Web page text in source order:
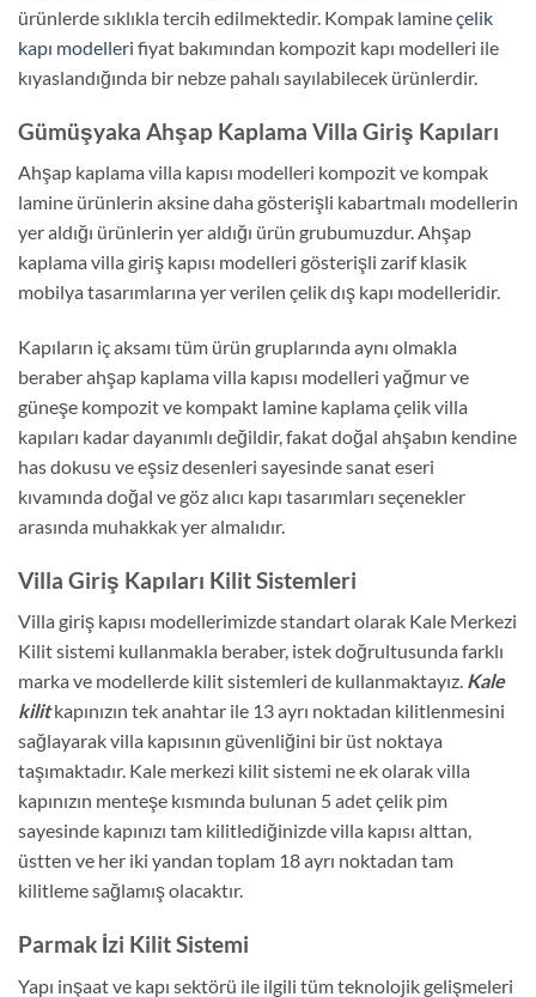
ürünlerde sıklıkla tercih edilmektedir. Kompak lamineçelik
kapı modelleri fiyat bakımından kompozit kapı modelleri ile
kıyaslandığında bir nebze pahalı sayılabilecek ürünlerdir.
Gümüşyaka Ahşap Kaplama Villa Giriş Kapıları
Ahşap kaplama villa kapısı modelleri kompozit ve kompak
lamine ürünlerin aksine daha gösterişli kabartmalı modellerin
yer aldığı ürünlerin yer aldığı ürün grubumuzdur. Ahşap
kaplama villa giriş kapısı modelleri gösterişli zarif klasik
mobilya tasarımlarına yer verilen çelik dış kapı modelleridir.
Kapıların iç aksamı tüm ürün gruplarında aynı olmakla
beraber ahşap kaplama villa kapısı modelleri yağmur ve
güneşe kompozit ve kompakt lamine kaplama çelik villa
kapıları kadar dayanımlı değildir, fakat doğal ahşabın kendine
has dokusu ve eşsiz desenleri sayesinde sanat eseri
kıvamında doğal ve göz alıcı kapı tasarımları seçenekler
arasında muhakkak yer almalıdır.
Villa Giriş Kapıları Kilit Sistemleri
Villa giriş kapısı modellerimizde standart olarak Kale Merkezi
Kilit sistemi kullanmakla beraber, istek doğrultusunda farklı
marka ve modellerde kilit sistemleri de kullanmaktayız. Kale
kilit kapınızın tek anahtar ile 13 ayrı noktadan kilitlenmesini
sağlayarak villa kapısının güvenliğini bir üst noktaya
taşımaktadır. Kale merkezi kilit sistemi ne ek olarak villa
kapınızın menteşe kısmında bulunan 5 adet çelik pim
sayesinde kapınızı tam kilitlediğinizde villa kapısı alttan,
üstten ve her iki yandan toplam 18 ayrı noktadan tam
kilitleme sağlamış olacaktır.
Parmak İzi Kilit Sistemi
Yapı inşaat ve kapı sektörü ile ilgili tüm teknolojik gelişmeleri